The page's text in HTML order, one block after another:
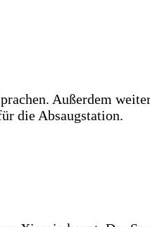
Außerdem
die Absaugstation.